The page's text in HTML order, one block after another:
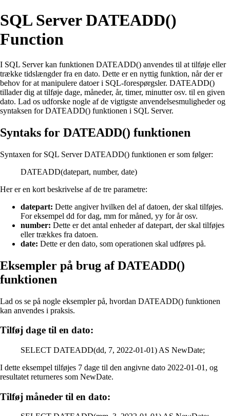
SQL Server DATEADD()
Function
I SQL Server kan funktionen DATEADD() anvendes til at tilføje eller
trække tidslængder fra en dato. Dette er en nyttig funktion, når der er
behov for at manipulere datoer i SQL-forespørgsler. DATEADD()
tillader dig at tilføje dage, måneder, år, timer, minutter osv. til en given
dato. Lad os udforske nogle af de vigtigste anvendelsesmuligheder og
syntaksen for DATEADD() funktionen i SQL Server.
Syntaks for DATEADD() funktionen
Syntaxen for SQL Server DATEADD() funktionen er som følger:
DATEADD(datepart, number, date)
Her er en kort beskrivelse af de tre parametre:
datepart: Dette angiver hvilken del af datoen, der skal tilføjes.
For eksempel dd for dag, mm for måned, yy for år osv.
number: Dette er det antal enheder af datepart, der skal tilføjes
eller trækkes fra datoen.
date: Dette er den dato, som operationen skal udføres på.
Eksempler på brug af DATEADD()
funktionen
Lad os se på nogle eksempler på, hvordan DATEADD() funktionen
kan anvendes i praksis.
Tilføj dage til en dato:
SELECT DATEADD(dd, 7, 2022-01-01) AS NewDate;
I dette eksempel tilføjes 7 dage til den angivne dato 2022-01-01, og
resultatet returneres som NewDate.
Tilføj måneder til en dato: